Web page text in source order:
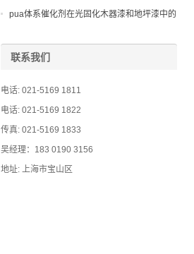
应用
pua体系催化剂在光固化木器漆和地坪漆中的
联系我们
电话: 021-5169 1811
电话: 021-5169 1822
传真: 021-5169 1833
吴经理：183 0190 3156
地址: 上海市宝山区